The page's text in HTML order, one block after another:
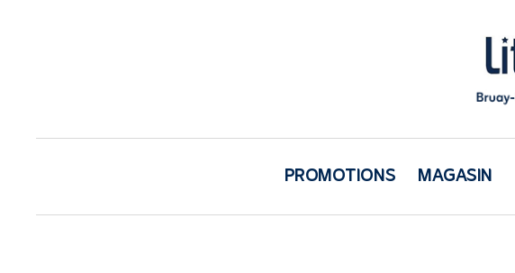
62
Bruay
PROMOTIONS MAGASIN